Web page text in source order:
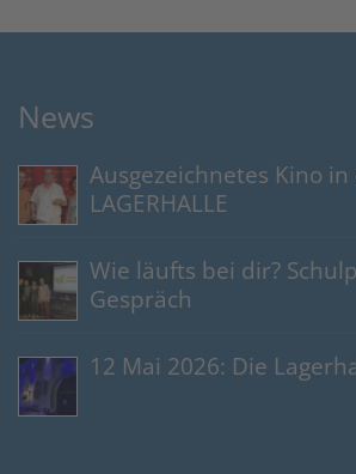
News
Ausgezeichnetes Kino in
LAGERHALLE
Wie läufts bei dir?
Gespräch
12 Mai 2026: Die